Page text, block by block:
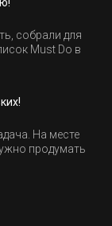
собрали для
Must Do в
На месте
продумать